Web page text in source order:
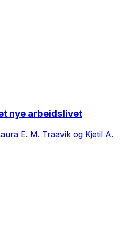
nye arbeidslivet
E. M. Traavik og Kjetil A.